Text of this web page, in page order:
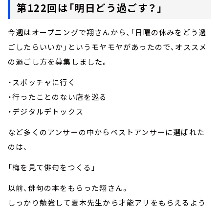
第122回は「明日どう過ごす？」
今週はオープニングで翔さんから、「日曜の休みをどう過
ごしたらいいか」というモヤモヤがあったので、オススメ
の過ごし方を募集しました。
・スポッチャに行く
・行ったことのない店を巡る
・デジタルデトックス
など多くのアンサーの中からベストアンサーに選ばれた
のは、
「梅を見て俳句をつくる」
以前、俳句の本をもらった翔さん。
しっかり勉強して夏木先生から才能アリをもらえるよう